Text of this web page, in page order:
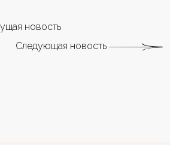
новость
Следующая новость